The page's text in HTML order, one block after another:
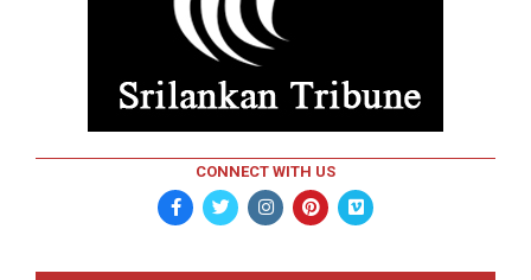
CONNECT WITH US